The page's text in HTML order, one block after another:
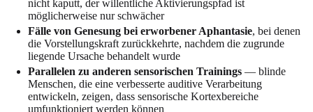
nicht kaputt, der willentliche Aktivierungspfad ist
möglicherweise nur schwächer
Fälle von Genesung bei erworbener Aphantasie, bei denen
die Vorstellungskraft zurückkehrte, nachdem die zugrunde
liegende Ursache behandelt wurde
Parallelen zu anderen sensorischen Trainings — blinde
Menschen, die eine verbesserte auditive Verarbeitung
entwickeln, zeigen, dass sensorische Kortexbereiche
umfunktioniert werden können